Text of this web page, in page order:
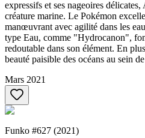
expressifs et ses nageoires
créature marine. Le Pokémon
manœuvrant avec agilité dans les
type Eau, comme "Hydrocanon",
redoutable dans son élément. En
beauté paisible des océans au sein
Mars 2021
Funko #627 (2021)